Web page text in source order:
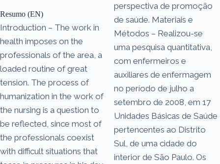
Resumo (EN)
Introduction – The work in
health imposes on the
professionals of the area, a
loaded routine of great
tension. The process of
humanization in the work of
the nursing is a question to
be reflected, since most of
the professionals coexist
with difficult situations that
perspectiva de promoção
de saúde. Materiais e
Métodos – Realizou-se
uma pesquisa quantitativa,
com enfermeiros e
auxiliares de enfermagem
no período de julho a
setembro de 2008, em 17
Unidades Básicas de Saúde
pertencentes ao Distrito
Sul, de uma cidade do
interior de São Paulo. Os